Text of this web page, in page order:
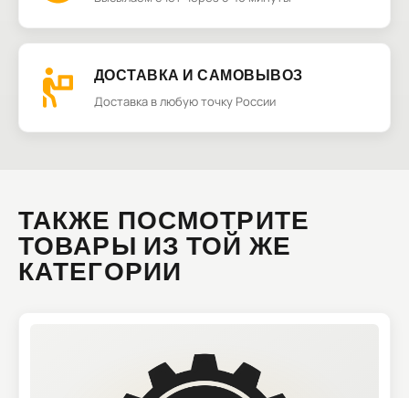
ДОСТАВКА И САМОВЫВОЗ
Доставка в любую точку России
ТАКЖЕ ПОСМОТРИТЕ
ТОВАРЫ ИЗ ТОЙ ЖЕ
КАТЕГОРИИ